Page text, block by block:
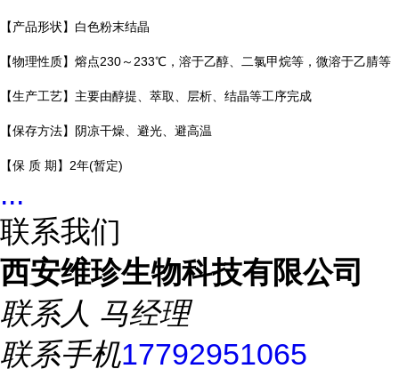
【产品形状】 白色粉末结晶
【物理性质】熔点230～233℃，溶于乙醇、二氯甲烷等，微溶于乙腈等
【生产工艺】主要由醇提、萃取、层析、结晶等工序完成
【保存方法】阴凉干燥、避光、避高温
【保 质 期】2年(暂定)
...
联系我们
西安维珍生物科技有限公司
联系人 马经理
联系手机17792951065